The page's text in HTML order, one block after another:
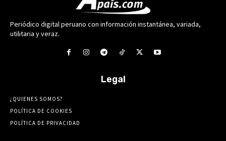
Periódico digital peruano con información instantánea, variada,
utilitaria y veraz.
Legal
¿QUIENES SOMOS?
POLÍTICA DE COOKIES
POLÍTICA DE PRIVACIDAD